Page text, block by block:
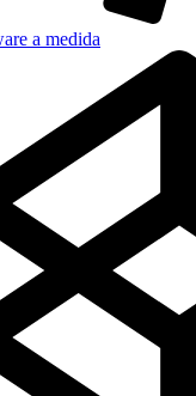
a medida